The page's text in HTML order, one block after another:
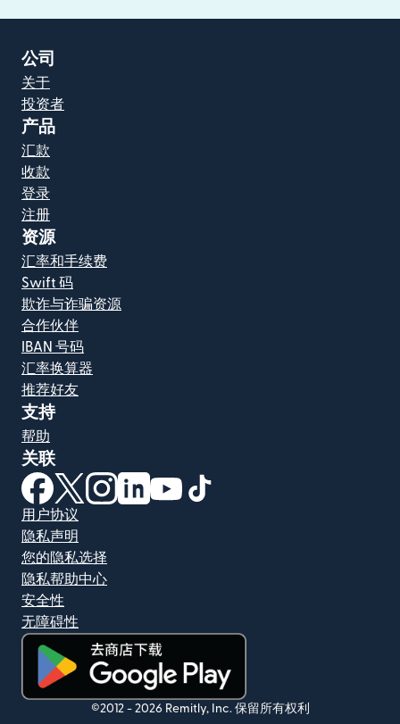
公司
关于
投资者
产品
汇款
收款
登录
注册
资源
汇率和手续费
Swift 码
欺诈与诈骗资源
合作伙伴
IBAN 号码
汇率换算器
推荐好友
支持
帮助
关联
（在新窗口中打开）
（在新窗口中打开）
（在新窗口中打开）
（在新窗口中打开）
（在新窗口中打开）
用户协议
隐私声明
您的隐私选择
隐私帮助中心
安全性
无障碍性
（在新窗口中打开）
©2012 - 2026 Remitly, Inc. 保留所有权利